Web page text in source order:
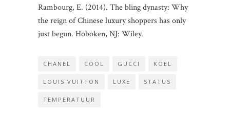
Rambourg, E. (2014). The bling dynasty: Why
the reign of Chinese luxury shoppers has only
just begun. Hoboken, NJ: Wiley.
CHANEL COOL GUCCI KOEL
LOUIS VUITTON LUXE STATUS
TEMPERATUUR